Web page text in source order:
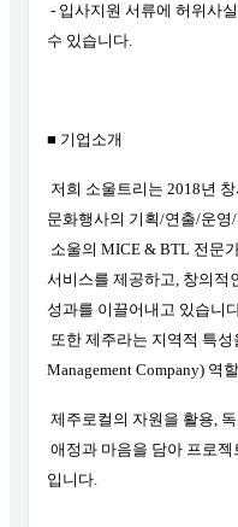
- 입사지원 서류에 허위사
수 있습니다.
■ 기업소개
저희 소울트리는 2018년
문화행사의 기획/연출/운
소울의 MICE & BTL 전문
서비스를 제공하고, 창의적
성과를 이끌어내고 있습니
또한 제주라는 지역적 특
Management Company) 역
제주로컬의 자원을 활용,
애정과 마음을 담아 프로
입니다.